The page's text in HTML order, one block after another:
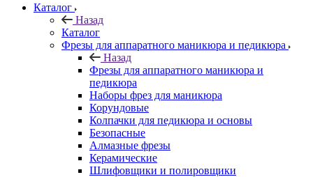
Каталог
Назад
Каталог
Фрезы для аппаратного маникюра и педикюра
Назад
Фрезы для аппаратного маникюра и
педикюра
Наборы фрез для маникюра
Корундовые
Колпачки для педикюра и основы
Безопасные
Алмазные фрезы
Керамические
Шлифовщики и полировщики